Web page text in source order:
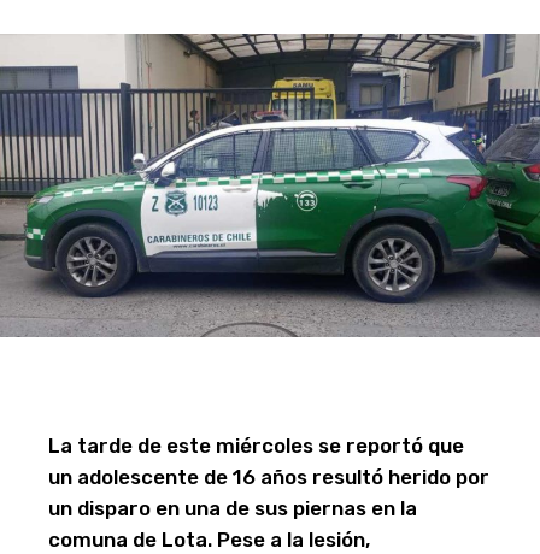
La tarde de este miércoles se reportó que
un adolescente de 16 años resultó herido por
un disparo en una de sus piernas en la
comuna de Lota. Pese a la lesión,